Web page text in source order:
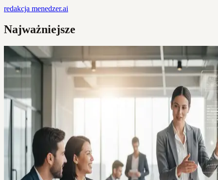
redakcja menedzer.ai
Najważniejsze